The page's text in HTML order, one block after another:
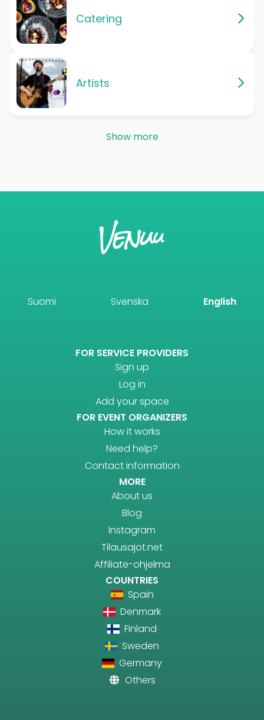
Catering
Artists
Show more
Suomi Svenska English
FOR SERVICE PROVIDERS
Sign up
Log in
Add your space
FOR EVENT ORGANIZERS
How it works
Need help?
Contact information
MORE
About us
Blog
Instagram
Tilausajot.net
Affiliate-ohjelma
COUNTRIES
Spain
Denmark
Finland
Sweden
Germany
Others